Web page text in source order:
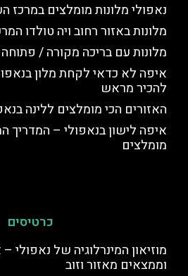
נאפולי מלונות מומלצים במרכז
מלונות באזור רחוב ויה טולדו
מלונות עם בריכה מקורה /
איפה לא כדאי לקחת מלון
להכיר מראש
האזורים הכי מומלצים ללינה
איפה לישון בנאפולי – המדריך
מומלצים
כרטיסים
מוזיאון המינרלוגיה של נאפולי
וממצאים מאזור וזוב